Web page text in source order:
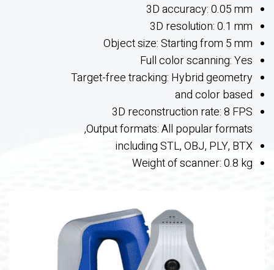
3D accuracy: 0.05 mm
3D resolution: 0.1 mm
Object size: Starting from 5 mm
Full color scanning: Yes
Target-free tracking: Hybrid geometry
and color based
3D reconstruction rate: 8 FPS
Output formats: All popular formats,
including STL, OBJ, PLY, BTX
Weight of scanner: 0.8 kg